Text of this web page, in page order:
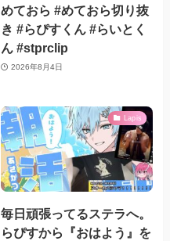
めておら #めておら切り抜
き #らぴすくん #らいとく
ん #stprclip
2026年8月4日
Lapis
毎日頑張ってるステラへ。
らぴすから『おはよう』を